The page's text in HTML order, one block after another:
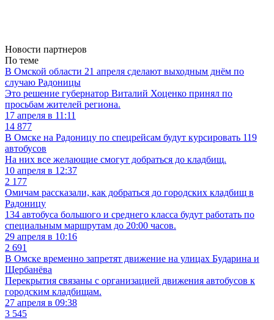
Новости партнеров
По теме
В Омской области 21 апреля сделают выходным днём по
случаю Радоницы
Это решение губернатор Виталий Хоценко принял по
просьбам жителей региона.
17 апреля в 11:11
14 877
В Омске на Радоницу по спецрейсам будут курсировать 119
автобусов
На них все желающие смогут добраться до кладбищ.
10 апреля в 12:37
2 177
Омичам рассказали, как добраться до городских кладбищ в
Радоницу
134 автобуса большого и среднего класса будут работать по
специальным маршрутам до 20:00 часов.
29 апреля в 10:16
2 691
В Омске временно запретят движение на улицах Бударина и
Щербанёва
Перекрытия связаны с организацией движения автобусов к
городским кладбищам.
27 апреля в 09:38
3 545